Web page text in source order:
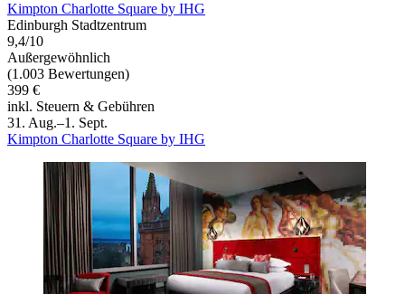
Kimpton Charlotte Square by IHG
Edinburgh Stadtzentrum
9,4/10
Außergewöhnlich
(1.003 Bewertungen)
399 €
inkl. Steuern & Gebühren
31. Aug.–1. Sept.
Kimpton Charlotte Square by IHG